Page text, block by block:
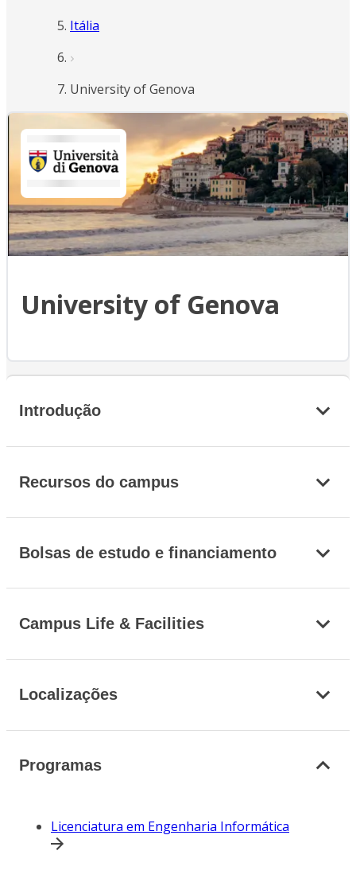
Itália
University of Genova
University of Genova
Introdução
Recursos do campus
Bolsas de estudo e financiamento
Campus Life & Facilities
Localizações
Programas
Licenciatura em Engenharia Informática